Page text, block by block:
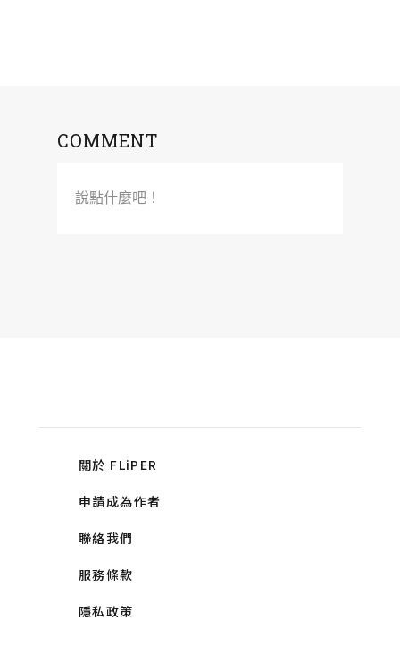
COMMENT
說點什麼吧！
關於 FLiPER
申請成為作者
聯絡我們
服務條款
隱私政策